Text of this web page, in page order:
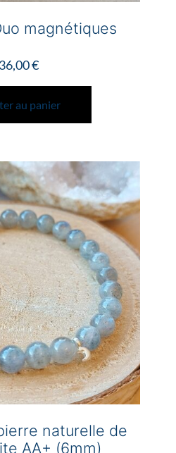
magnétiques
36,00€
au panier
naturelle de
AA+ (6mm)